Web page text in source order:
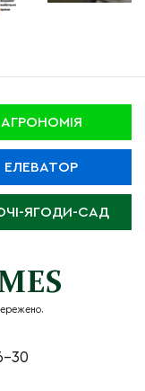
АГРОНОМІЯ
ЕЛЕВАТОР
ЯГОДИ-САД
30